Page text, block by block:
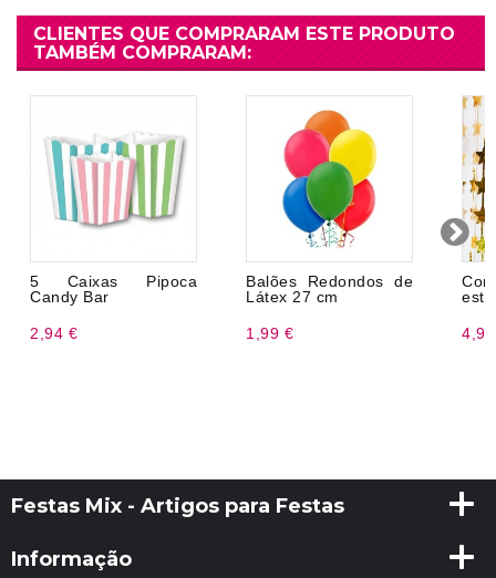
CLIENTES QUE COMPRARAM ESTE PRODUTO
TAMBÉM COMPRARAM:
5 Caixas Pipoca
Candy Bar
2,94 €
Balões Redondos de
Látex 27 cm
1,99 €
Festas Mix - Artigos para Festas
Informação